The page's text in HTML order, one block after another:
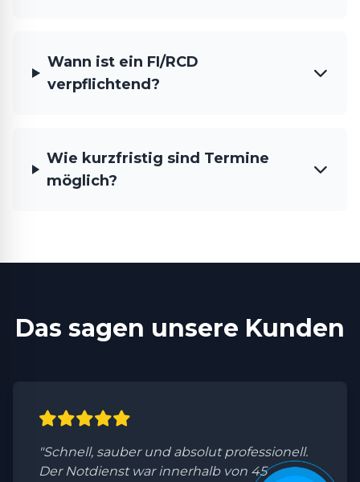
Wann ist ein FI/RCD
verpflichtend?
Wie kurzfristig sind Termine
möglich?
Das sagen unsere Kunden
"Schnell, sauber und absolut professionell.
Der Notdienst war innerhalb von 45